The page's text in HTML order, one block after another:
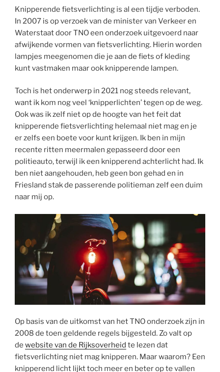
Knipperende fietsverlichting is al een tijdje verboden.
In 2007 is op verzoek van de minister van Verkeer en
Waterstaat door TNO een onderzoek uitgevoerd naar
afwijkende vormen van fietsverlichting. Hierin worden
lampjes meegenomen die je aan de fiets of kleding
kunt vastmaken maar ook knipperende lampen.
Toch is het onderwerp in 2021 nog steeds relevant,
want ik kom nog veel ‘knipperlichten’ tegen op de weg.
Ook was ik zelf niet op de hoogte van het feit dat
knipperende fietsverlichting helemaal niet mag en je
er zelfs een boete voor kunt krijgen. Ik ben in mijn
recente ritten meermalen gepasseerd door een
politieauto, terwijl ik een knipperend achterlicht had. Ik
ben niet aangehouden, heb geen bon gehad en in
Friesland stak de passerende politieman zelf een duim
naar mij op.
Op basis van de uitkomst van het TNO onderzoek zijn in
2008 de toen geldende regels bijgesteld. Zo valt op
de website van de Rijksoverheid te lezen dat
fietsverlichting niet mag knipperen. Maar waarom? Een
knipperend licht lijkt toch meer en beter op te vallen